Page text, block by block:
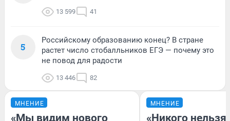
13 599 41
5
Российскому образованию конец? В стране
растет число стобалльников ЕГЭ — почему это
не повод для радости
13 446 82
МНЕНИЕ
«Мы видим нового
МНЕНИЕ
«Никого нельзя